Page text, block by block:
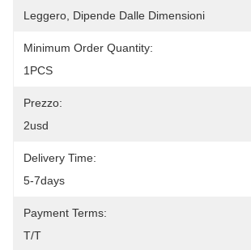
Leggero, Dipende Dalle Dimensioni
Minimum Order Quantity:
1PCS
Prezzo:
2usd
Delivery Time:
5-7days
Payment Terms:
T/T